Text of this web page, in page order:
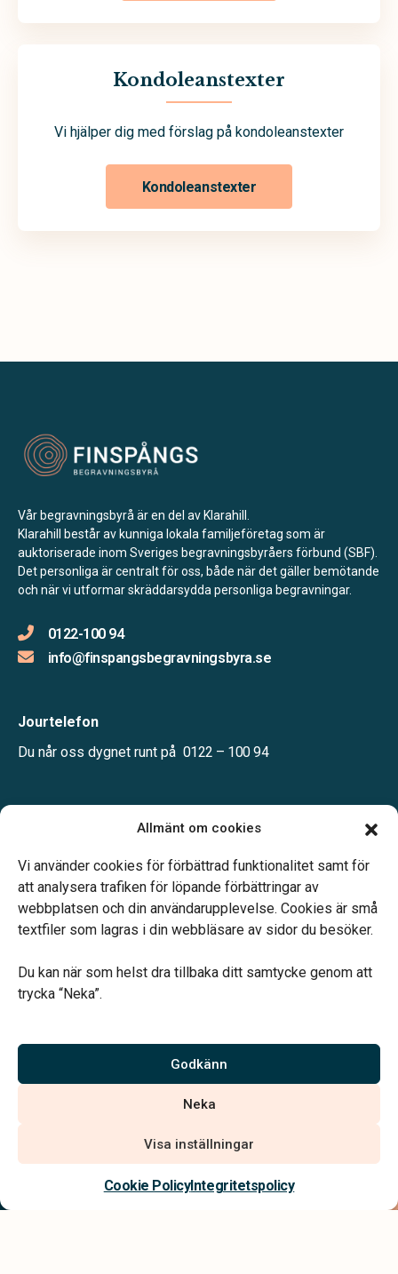
Allmänt om cookies
Vi använder cookies för förbättrad funktionalitet samt för
att analysera trafiken för löpande förbättringar av
webbplatsen och din användarupplevelse. Cookies är små
textfiler som lagras i din webbläsare av sidor du besöker.
Du kan när som helst dra tillbaka ditt samtycke genom att
trycka “Neka”.
Godkänn
Neka
Visa inställningar
Cookie PolicyIntegritetspolicy
Kondoleanstexter
Vi hjälper dig med förslag på kondoleanstexter
Kondoleanstexter
Kontakta oss
Vår begravningsbyrå är en del av Klarahill.
Klarahill består av kunniga lokala familjeföretag som är
auktoriserade inom Sveriges begravningsbyråers förbund (SBF).
Det personliga är centralt för oss, både när det gäller bemötande
och när vi utformar skräddarsydda personliga begravningar.
0122-100 94
info@finspangsbegravningsbyra.se
Jourtelefon
Du når oss dygnet runt på 0122 – 100 94
Telefonjour dygnet runt.
Vårt systerbolag Verahill hjälper dig med familjejuridiken –
Vi är auktoriserade av Sveriges Begravningsbyråers Förbund och
har högt ställda krav på utbildning, kvalitet, miljö och arbetsmiljö.